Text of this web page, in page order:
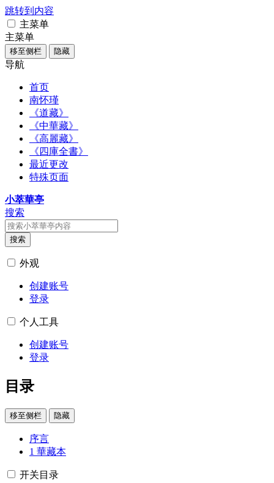
跳转到内容
主菜单
主菜单
移至侧栏 隐藏
导航
首页
南怀瑾
《道藏》
《中華藏》
《高麗藏》
《四庫全書》
最近更改
特殊页面
小萃華亭
搜索
搜索
外观
创建账号
登录
个人工具
创建账号
登录
目录
移至侧栏 隐藏
序言
1 華藏本
开关目录